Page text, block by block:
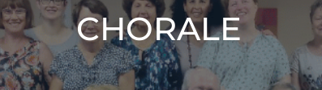
CHORALE